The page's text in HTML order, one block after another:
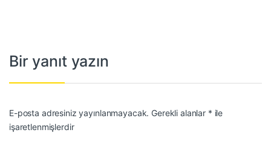
Bir yanıt yazın
E-posta adresiniz yayınlanmayacak. Gerekli alanlar * ile
işaretlenmişlerdir